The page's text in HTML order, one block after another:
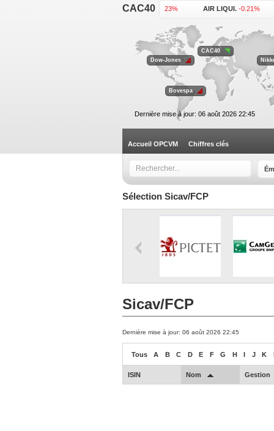
CAC40
ACCOR . -0.23% AIR LIQUI. -0.21%
VEOLIA EN. -0.62% VINCI . +0.64%
Dernière mise à jour: 06 août 2026 22:45
Bovespa
CAC40
Dow-Jones
Accueil OPCVM Chiffres clés
Sélection Sicav/FCP
Sicav/FCP
Dernière mise à jour: 06 août 2026 22:45
Tous A B C D E F G H I J K
ISIN Nom Gestion